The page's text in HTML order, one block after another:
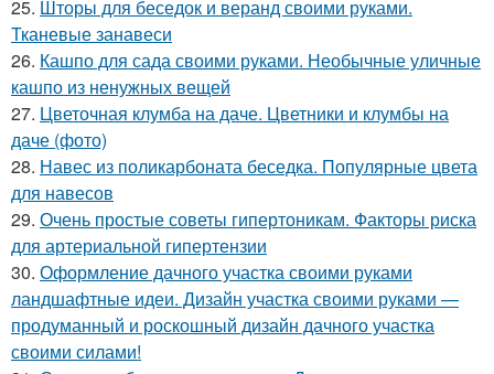
25. Шторы для беседок и веранд своими руками.
Тканевые занавеси
26. Кашпо для сада своими руками. Необычные уличные
кашпо из ненужных вещей
27. Цветочная клумба на даче. Цветники и клумбы на
даче (фото)
28. Навес из поликарбоната беседка. Популярные цвета
для навесов
29. Очень простые советы гипертоникам. Факторы риска
для артериальной гипертензии
30. Оформление дачного участка своими руками
ландшафтные идеи. Дизайн участка своими руками —
продуманный и роскошный дизайн дачного участка
своими силами!